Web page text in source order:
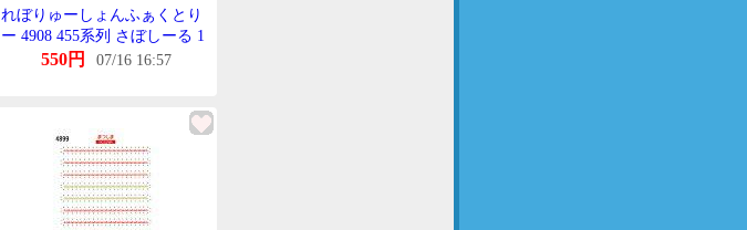
れぼりゅーしょんふぁくとり
ー 4908 455系列 さぼしーる 1
急行いわて用 TOMIX用
550円 07/16 16:57